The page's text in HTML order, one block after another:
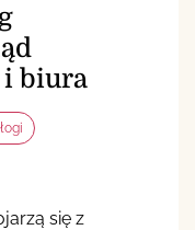
i biura
się z